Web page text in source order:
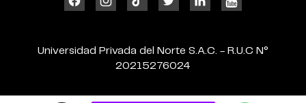
Universidad Privada del Norte S.A.C. - R.U.C N°
20215276024